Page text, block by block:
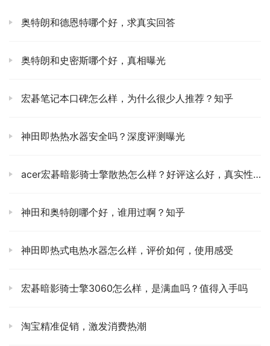
奥特朗和德恩特哪个好，求真实回答
奥特朗和史密斯哪个好，真相曝光
宏碁笔记本口碑怎么样，为什么很少人推荐？知乎
神田即热热水器安全吗？深度评测曝光
acer宏碁暗影骑士擎散热怎么样？好评这么好，真实性曝光
神田和奥特朗哪个好，谁用过啊？知乎
神田即热式电热水器怎么样，评价如何，使用感受
宏碁暗影骑士擎3060怎么样，是满血吗？值得入手吗
淘宝精准促销，激发消费热潮